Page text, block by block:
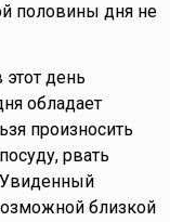
половины дня не
день
обладает
произносить
рвать
Увиденный
близкой